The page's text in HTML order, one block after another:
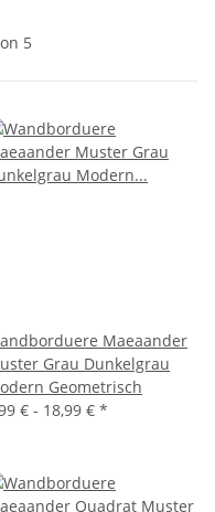
5
Maeaander
Grau Dunkelgrau
Geometrisch
€ - 18,99 € *